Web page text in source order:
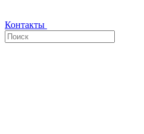
Контакты